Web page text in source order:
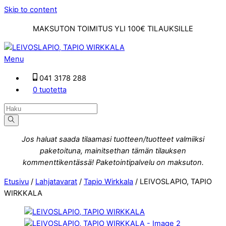
Skip to content
MAKSUTON TOIMITUS YLI 100€ TILAUKSILLE
Menu
041 3178 288
0 tuotetta
Jos haluat saada tilaamasi tuotteen/tuotteet valmiiksi
paketoituna, mainitsethan tämän tilauksen
kommenttikentässä! Paketointipalvelu on maksuton.
Etusivu / Lahjatavarat / Tapio Wirkkala / LEIVOSLAPIO, TAPIO
WIRKKALA